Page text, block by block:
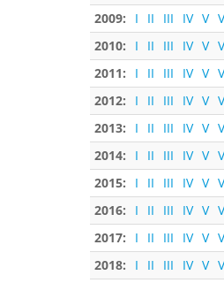
2009:
I II III IV V
2010:
I II III IV V
2011:
I II III IV V
2012:
I II III IV V
2013:
I II III IV V
2014:
I II III IV V
2015:
I II III IV V
2016:
I II III IV V
2017:
I II III IV V
2018:
I II III IV V